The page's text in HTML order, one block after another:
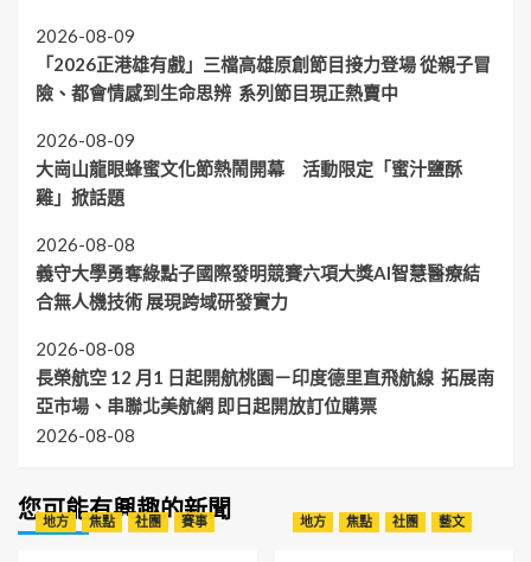
2026-08-09
「2026正港雄有戲」三檔高雄原創節目接力登場 從親子冒
險、都會情感到生命思辨 系列節目現正熱賣中
2026-08-09
大崗山龍眼蜂蜜文化節熱鬧開幕 活動限定「蜜汁鹽酥
雞」掀話題
2026-08-08
義守大學勇奪綠點子國際發明競賽六項大獎AI智慧醫療結
合無人機技術 展現跨域研發實力
2026-08-08
長榮航空 12 月1 日起開航桃園－印度德里直飛航線 拓展南
亞市場、串聯北美航網 即日起開放訂位購票
2026-08-08
您可能有興趣的新聞
地方 焦點 社團 賽事 地方 焦點 社團 藝文